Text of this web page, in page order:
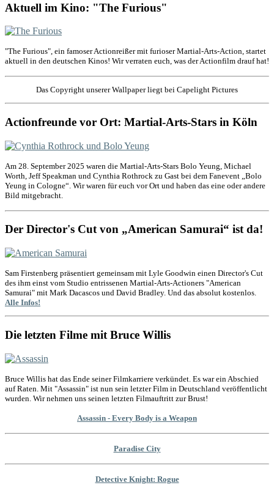
Aktuell im Kino: "The Furious"
"The Furious", ein famoser Actionreißer mit furioser Martial-Arts-Action, startet
aktuell in den deutschen Kinos! Wir verraten euch, was der Actionfilm drauf hat!
Das Copyright unserer Wallpaper liegt bei Capelight Pictures
Actionfreunde vor Ort: Martial-Arts-Stars in Köln
Am 28. September 2025 waren die Martial-Arts-Stars Bolo Yeung, Michael
Worth, Jeff Speakman und Cynthia Rothrock zu Gast bei dem Fanevent „Bolo
Yeung in Cologne“. Wir waren für euch vor Ort und haben das eine oder andere
Bild mitgebracht.
Der Director's Cut von „American Samurai“ ist da!
Sam Firstenberg präsentiert gemeinsam mit Lyle Goodwin einen Director's Cut
des ihm einst vom Studio entrissenen Martial-Arts-Actioners "American
Samurai" mit Mark Dacascos und David Bradley. Und das absolut kostenlos.
Alle Infos!
Die letzten Filme mit Bruce Willis
Bruce Willis hat das Ende seiner Filmkarriere verkündet. Es war ein Abschied
auf Raten. Mit "Assassin" ist nun sein letzter Film in Deutschland veröffentlicht
wurden. Wir nehmen uns seinen letzten Filmauftritt zur Brust!
Assassin - Every Body is a Weapon
Paradise City
Detective Knight: Rogue